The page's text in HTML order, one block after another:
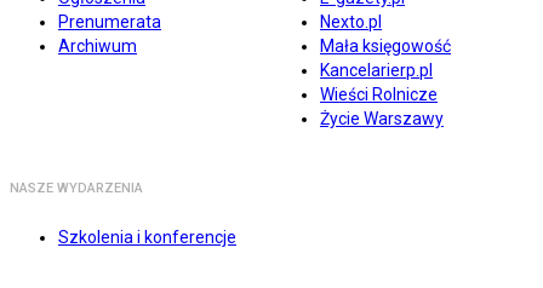
Prenumerata
Archiwum
Nexto.pl
Mała księgowość
Kancelarierp.pl
Wieści Rolnicze
Życie Warszawy
NASZE WYDARZENIA
Szkolenia i konferencje